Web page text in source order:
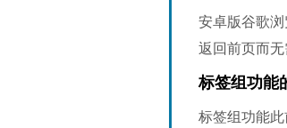
安卓版谷歌
返回前页而无
标签组功能
标签组功能